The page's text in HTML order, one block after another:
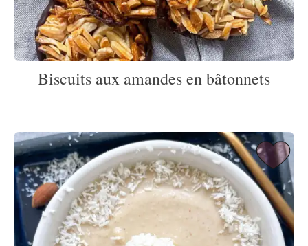
Biscuits aux amandes en bâtonnets